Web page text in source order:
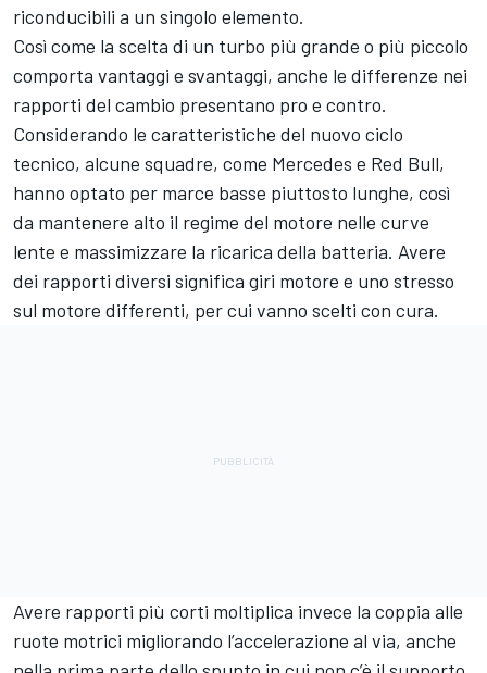
riconducibili a un singolo elemento.
Così come la scelta di un turbo più grande o più piccolo
comporta vantaggi e svantaggi, anche le differenze nei
rapporti del cambio presentano pro e contro.
Considerando le caratteristiche del nuovo ciclo
tecnico, alcune squadre, come Mercedes e Red Bull,
hanno optato per marce basse piuttosto lunghe, così
da mantenere alto il regime del motore nelle curve
lente e massimizzare la ricarica della batteria. Avere
dei rapporti diversi significa giri motore e uno stresso
sul motore differenti, per cui vanno scelti con cura.
Avere rapporti più corti moltiplica invece la coppia alle
ruote motrici migliorando l’accelerazione al via, anche